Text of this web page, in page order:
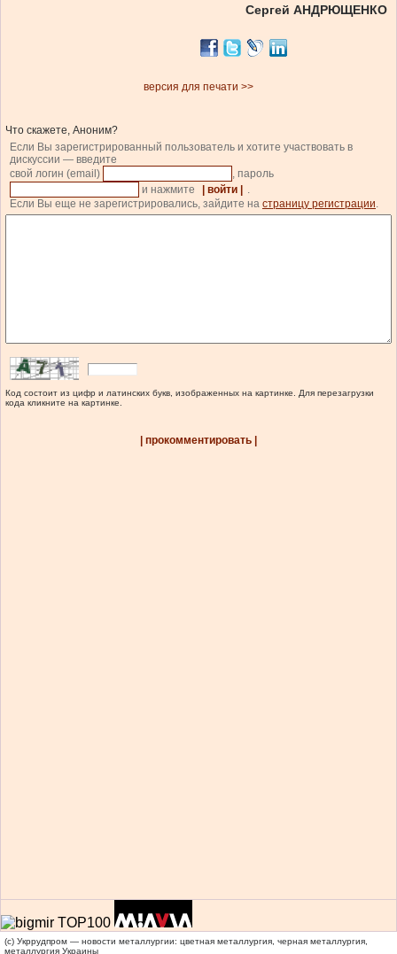
Сергей АНДРЮЩЕНКО
версия для печати >>
Что скажете, Аноним?
Если Вы зарегистрированный пользователь и хотите участвовать в
дискуссии — введите
свой логин (email)
, пароль
и нажмите
| войти |
.
Если Вы еще не зарегистрировались, зайдите на страницу регистрации.
Код состоит из цифр и латинских букв, изображенных на картинке. Для перезагрузки
кода кликните на картинке.
| прокомментировать |
(c) Укррудпром — новости металлургии: цветная металлургия, черная металлургия,
металлургия Украины